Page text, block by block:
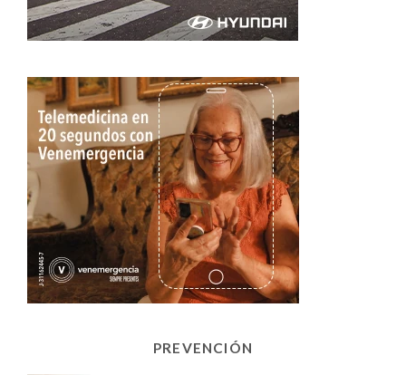
PREVENCIÓN